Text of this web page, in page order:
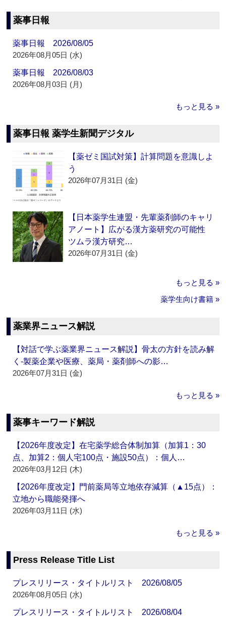
薬事日報
薬事日報 2026/08/05
2026年08月05日 (水)
薬事日報 2026/08/03
2026年08月03日 (月)
もっと見る »
薬事日報 薬学生新聞デジタル
【薬ゼミ国試対策】計算問題を意識しよ
う
2026年07月31日 (金)
【日本薬学生連盟・先輩薬剤師のキャリ
アノート】広がる漢方薬研究の可能性
ツムラ漢方研究…
2026年07月31日 (金)
もっと見る »
薬学生向け書籍 »
薬業界ニュース解説
【対話で学ぶ薬業界ニュース解説】骨太の方針を読み解
く‐製薬企業や医療、薬局・薬剤師への影…
2026年07月31日 (金)
もっと見る »
薬事キーワード解説
【2026年度改定】在宅薬学総合体制加算（加算1：30
点、加算2：個人宅100点・施設50点）：個人…
2026年03月12日 (木)
【2026年度改定】門前薬局等立地依存減算（▲15点）：
立地から職能発揮へ
2026年03月11日 (水)
もっと見る »
Press Release Title List
プレスリリース・タイトルリスト 2026/08/05
2026年08月05日 (水)
プレスリリース・タイトルリスト 2026/08/04